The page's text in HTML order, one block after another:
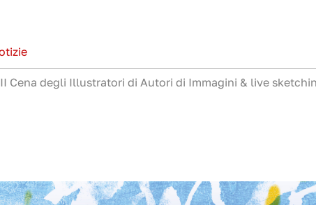
Cena degli Illustratori di Autori di Immagini & live